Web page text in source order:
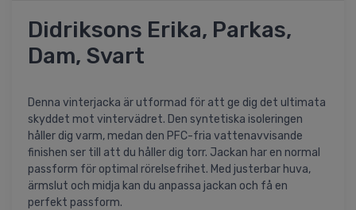
Didriksons Erika, Parkas,
Dam, Svart
Denna vinterjacka är utformad för att ge dig det ultimata
skyddet mot vintervädret. Den syntetiska isoleringen
håller dig varm, medan den PFC-fria vattenavvisande
finishen ser till att du håller dig torr. Jackan har en normal
passform för optimal rörelsefrihet. Med justerbar huva,
ärmslut och midja kan du anpassa jackan och få en
perfekt passform.